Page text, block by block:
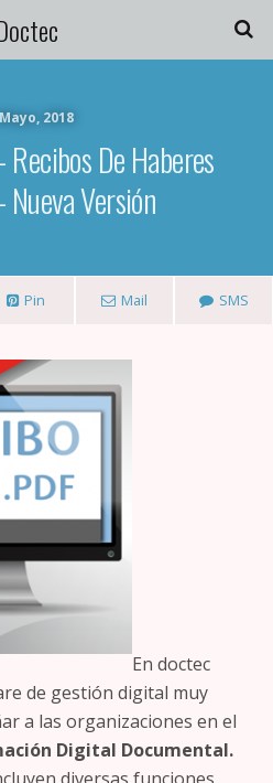
2018
De Haberes
Versión
Pin Mail SMS
En doctec
de gestión digital muy
a las organizaciones en el
Digital Documental.